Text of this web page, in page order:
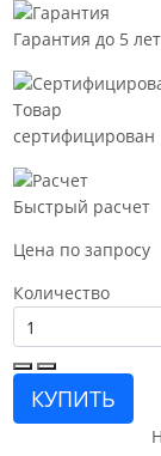
Гарантия до 5 лет
Товар
сертифицирован
Быстрый расчет
Цена по запросу
Количество
КУПИТЬ